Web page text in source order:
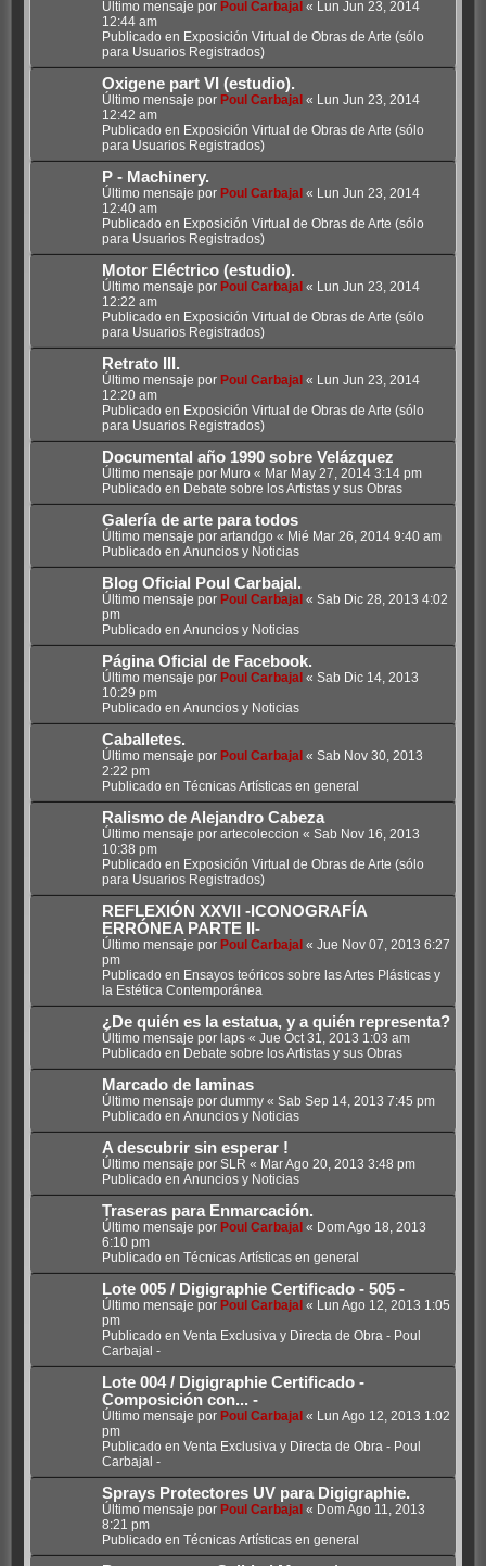
Último mensaje por Poul Carbajal« Lun Jun 23, 2014
12:44 am
Publicado en Exposición Virtual de Obras de Arte (sólo
para Usuarios Registrados)
Oxigene part VI (estudio).
Último mensaje por Poul Carbajal« Lun Jun 23, 2014
12:42 am
Publicado en Exposición Virtual de Obras de Arte (sólo
para Usuarios Registrados)
P - Machinery.
Último mensaje por Poul Carbajal« Lun Jun 23, 2014
12:40 am
Publicado en Exposición Virtual de Obras de Arte (sólo
para Usuarios Registrados)
Motor Eléctrico (estudio).
Último mensaje por Poul Carbajal« Lun Jun 23, 2014
12:22 am
Publicado en Exposición Virtual de Obras de Arte (sólo
para Usuarios Registrados)
Retrato III.
Último mensaje por Poul Carbajal« Lun Jun 23, 2014
12:20 am
Publicado en Exposición Virtual de Obras de Arte (sólo
para Usuarios Registrados)
Documental año 1990 sobre Velázquez
Último mensaje por Muro « Mar May 27, 2014 3:14 pm
Publicado en Debate sobre los Artistas y sus Obras
Galería de arte para todos
Último mensaje por artandgo « Mié Mar 26, 2014 9:40 am
Publicado en Anuncios y Noticias
Blog Oficial Poul Carbajal.
Último mensaje por Poul Carbajal« Sab Dic 28, 2013 4:02
pm
Publicado en Anuncios y Noticias
Página Oficial de Facebook.
Último mensaje por Poul Carbajal« Sab Dic 14, 2013
10:29 pm
Publicado en Anuncios y Noticias
Caballetes.
Último mensaje por Poul Carbajal« Sab Nov 30, 2013
2:22 pm
Publicado en Técnicas Artísticas en general
Ralismo de Alejandro Cabeza
Último mensaje por artecoleccion « Sab Nov 16, 2013
10:38 pm
Publicado en Exposición Virtual de Obras de Arte (sólo
para Usuarios Registrados)
REFLEXIÓN XXVII -ICONOGRAFÍA
ERRÓNEA PARTE II-
Último mensaje por Poul Carbajal« Jue Nov 07, 2013 6:27
pm
Publicado en Ensayos teóricos sobre las Artes Plásticas y
la Estética Contemporánea
¿De quién es la estatua, y a quién representa?
Último mensaje por laps« Jue Oct 31, 2013 1:03 am
Publicado en Debate sobre los Artistas y sus Obras
Marcado de laminas
Último mensaje por dummy« Sab Sep 14, 2013 7:45 pm
Publicado en Anuncios y Noticias
A descubrir sin esperar !
Último mensaje por SLR « Mar Ago 20, 2013 3:48 pm
Publicado en Anuncios y Noticias
Traseras para Enmarcación.
Último mensaje por Poul Carbajal« Dom Ago 18, 2013
6:10 pm
Publicado en Técnicas Artísticas en general
Lote 005 / Digigraphie Certificado - 505 -
Último mensaje por Poul Carbajal« Lun Ago 12, 2013 1:05
pm
Publicado en Venta Exclusiva y Directa de Obra - Poul
Carbajal -
Lote 004 / Digigraphie Certificado -
Composición con... -
Último mensaje por Poul Carbajal« Lun Ago 12, 2013 1:02
pm
Publicado en Venta Exclusiva y Directa de Obra - Poul
Carbajal -
Sprays Protectores UV para Digigraphie.
Último mensaje por Poul Carbajal« Dom Ago 11, 2013
8:21 pm
Publicado en Técnicas Artísticas en general